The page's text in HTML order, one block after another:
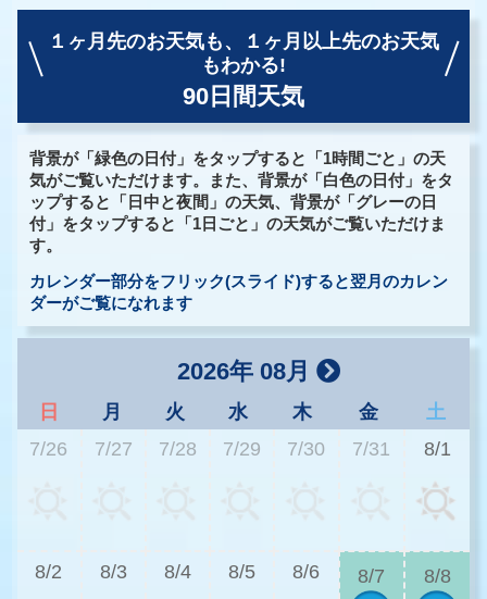
１ヶ月先のお天気も、
１ヶ月以上先のお天気
もわかる!
90日間天気
背景が「緑色の日付」をタップすると「1時間ごと」の天
気がご覧いただけます。また、背景が「白色の日付」をタ
ップすると「日中と夜間」の天気、背景が「グレーの日
付」をタップすると「1日ごと」の天気がご覧いただけま
す。
カレンダー部分をフリック(スライド)すると翌月のカレン
ダーがご覧になれます
2026年 08月
日 月 火 水 木 金
土
7/26
7/27 7/28 7/29 7/30 7/31 8/1
8/2 8/3 8/4 8/5 8/6 8/7 8/8